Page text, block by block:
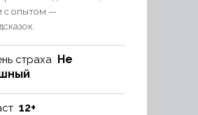
с опытом —
страха Не
12+